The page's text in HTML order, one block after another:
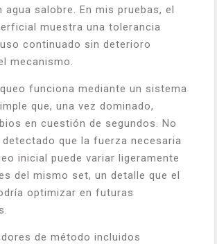
salobre. En mis pruebas, el
muestra una tolerancia
continuado sin deterioro
mecanismo.
funciona mediante un sistema
que, una vez dominado,
en cuestión de segundos. No
que la fuerza necesaria
inicial puede variar ligeramente
del mismo set, un detalle que el
optimizar en futuras
de método incluidos